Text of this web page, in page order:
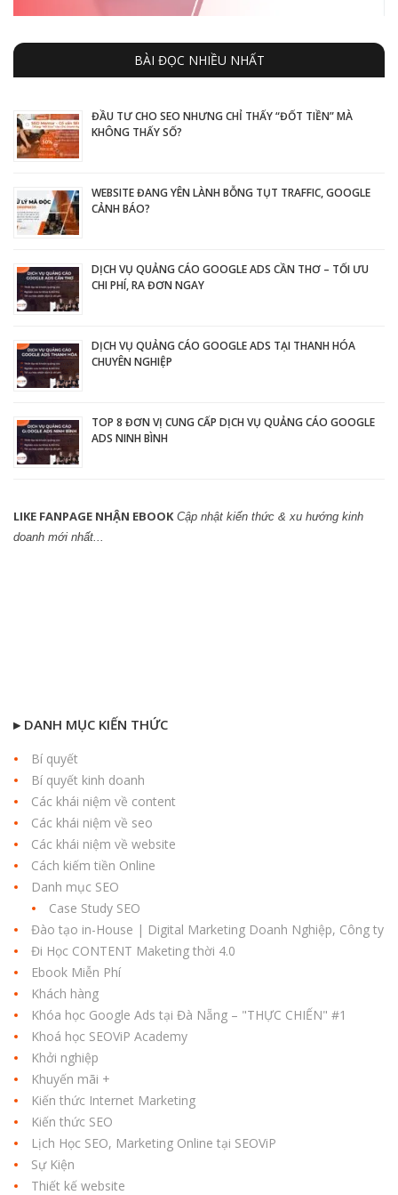
BÀI ĐỌC NHIỀU NHẤT
ĐẦU TƯ CHO SEO NHƯNG CHỈ THẤY “ĐỐT TIỀN” MÀ
KHÔNG THẤY SỐ?
WEBSITE ĐANG YÊN LÀNH BỖNG TỤT TRAFFIC, GOOGLE
CẢNH BÁO?
DỊCH VỤ QUẢNG CÁO GOOGLE ADS CẦN THƠ – TỐI ƯU
CHI PHÍ, RA ĐƠN NGAY
DỊCH VỤ QUẢNG CÁO GOOGLE ADS TẠI THANH HÓA
CHUYÊN NGHIỆP
TOP 8 ĐƠN VỊ CUNG CẤP DỊCH VỤ QUẢNG CÁO GOOGLE
ADS NINH BÌNH
LIKE FANPAGE NHẬN EBOOK Cập nhật kiến thức & xu hướng kinh
doanh mới nhất...
▸ DANH MỤC KIẾN THỨC
Bí quyết
Bí quyết kinh doanh
Các khái niệm về content
Các khái niệm về seo
Các khái niệm về website
Cách kiếm tiền Online
Danh mục SEO
Case Study SEO
Đào tạo in-House | Digital Marketing Doanh Nghiệp, Công ty
Đi Học CONTENT Maketing thời 4.0
Ebook Miễn Phí
Khách hàng
Khóa học Google Ads tại Đà Nẵng – "THỰC CHIẾN" #1
Khoá học SEOViP Academy
Khởi nghiệp
Khuyến mãi +
Kiến thức Internet Marketing
Kiến thức SEO
Lịch Học SEO, Marketing Online tại SEOViP
Sự Kiện
Thiết kế website